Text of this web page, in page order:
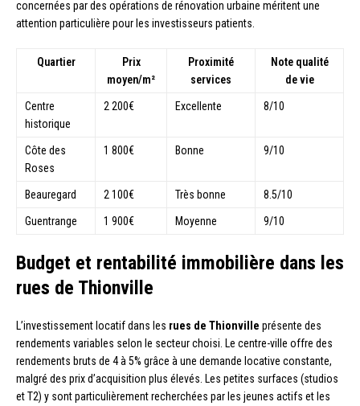
concernées par des opérations de rénovation urbaine méritent une
attention particulière pour les investisseurs patients.
Quartier
Prix
moyen/m²
Proximité
services
Note qualité
de vie
Centre
historique
2 200€ Excellente 8/10
Côte des
Roses
1 800€ Bonne 9/10
Beauregard 2 100€ Très bonne 8.5/10
Guentrange 1 900€ Moyenne 9/10
Budget et rentabilité immobilière dans les
rues de Thionville
L’investissement locatif dans les rues de Thionville présente des
rendements variables selon le secteur choisi. Le centre-ville offre des
rendements bruts de 4 à 5% grâce à une demande locative constante,
malgré des prix d’acquisition plus élevés. Les petites surfaces (studios
et T2) y sont particulièrement recherchées par les jeunes actifs et les